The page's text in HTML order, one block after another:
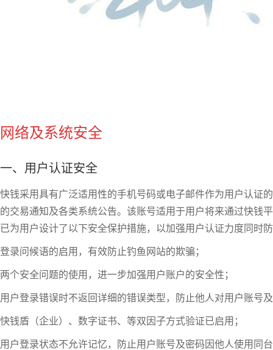
网络及系统安全
一、用户认证安全
快钱采用具有广泛适用性的手机号码或电子邮件作为用户认证
的交易通知及各类系统公告。该账号适用于用户将来通过快钱
已为用户设计了以下安全保护措施，以加强用户认证力度同时
登录问候语的启用，有效防止钓鱼网站的欺骗；
两个安全问题的使用，进一步加强用户账户的安全性；
用户登录错误时不返回详细的错误类型，防止他人对用户账号
快钱盾（企业）、数字证书、等双因子方式验证已启用；
用户登录状态不允许记忆，防止用户账号及密码因他人使用同